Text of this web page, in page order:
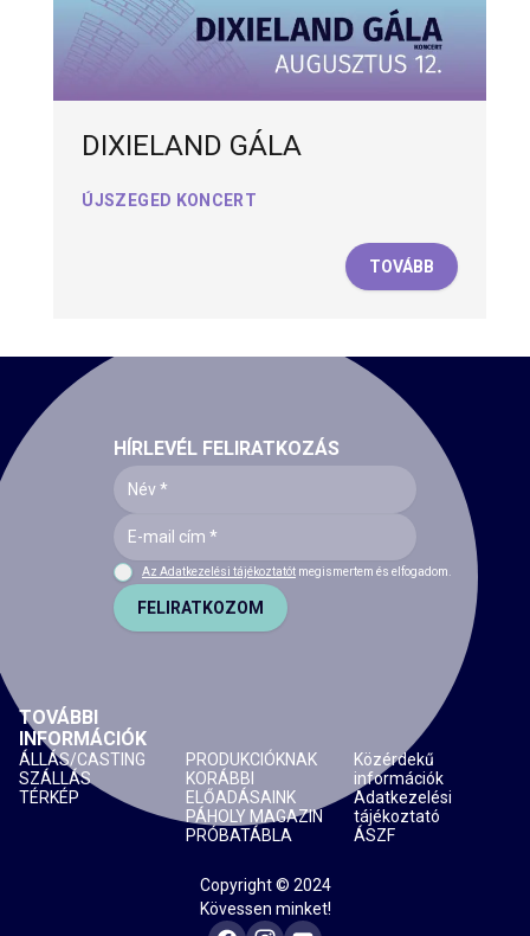
DIXIELAND GÁLA
ÚJSZEGED KONCERT
TOVÁBB
Copyright © 2024
Kövessen minket!
TOVÁBBI
INFORMÁCIÓK
ÁLLÁS/CASTING
SZÁLLÁS
TÉRKÉP
PRODUKCIÓKNAK
KORÁBBI
ELŐADÁSAINK
PÁHOLY MAGAZIN
PRÓBATÁBLA
Közérdekű
információk
Adatkezelési
tájékoztató
ÁSZF
HÍRLEVÉL FELIRATKOZÁS
Az Adatkezelési tájékoztatót megismertem és elfogadom.
FELIRATKOZOM